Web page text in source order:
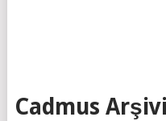
Cadmus Arşivi